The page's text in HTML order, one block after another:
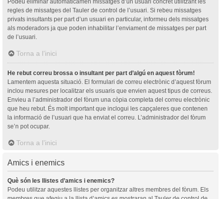
regles de missatges del Tauler de control de l’usuari. Si rebeu missatges
privats insultants per part d’un usuari en particular, informeu dels missatges
als moderadors ja que poden inhabilitar l’enviament de missatges per part
de l’usuari.
Torna a l’inici
He rebut correu brossa o insultant per part d’algú en aquest fòrum!
Lamentem aquesta situació. El formulari de correu electrònic d’aquest fòrum
inclou mesures per localitzar els usuaris que envien aquest tipus de correus.
Envieu a l’administrador del fòrum una còpia completa del correu electrònic
que heu rebut. És molt important que inclogui les capçaleres que contenen
la informació de l’usuari que ha enviat el correu. L’administrador del fòrum
se’n pot ocupar.
Torna a l’inici
Amics i enemics
Què són les llistes d’amics i enemics?
Podeu utilitzar aquestes llistes per organitzar altres membres del fòrum. Els